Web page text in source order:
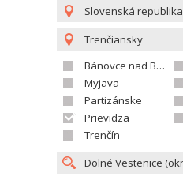
Slovenská republika
Trenčiansky
Bánovce nad Bebravou
Myjava
Partizánske
Prievidza
Trenčín